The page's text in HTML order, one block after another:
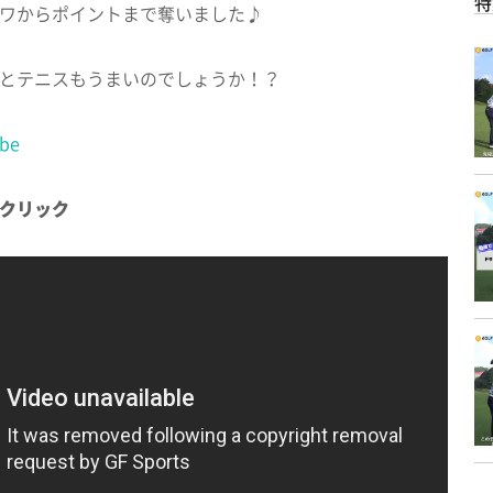
からポイントまで奪いました♪
テニスもうまいのでしょうか！？
リック